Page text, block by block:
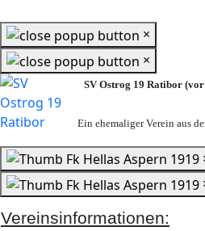
×
×
SV Ostrog 19 Ratibor
Ein ehemaliger Verein aus
Vereinsinformationen: